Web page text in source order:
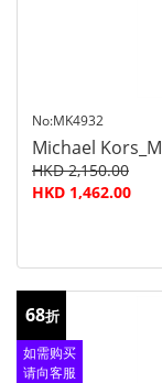
No:MK4932
Michael
HKD 2,150.00
HKD 1,462.00
68折
如需购买
请向客服